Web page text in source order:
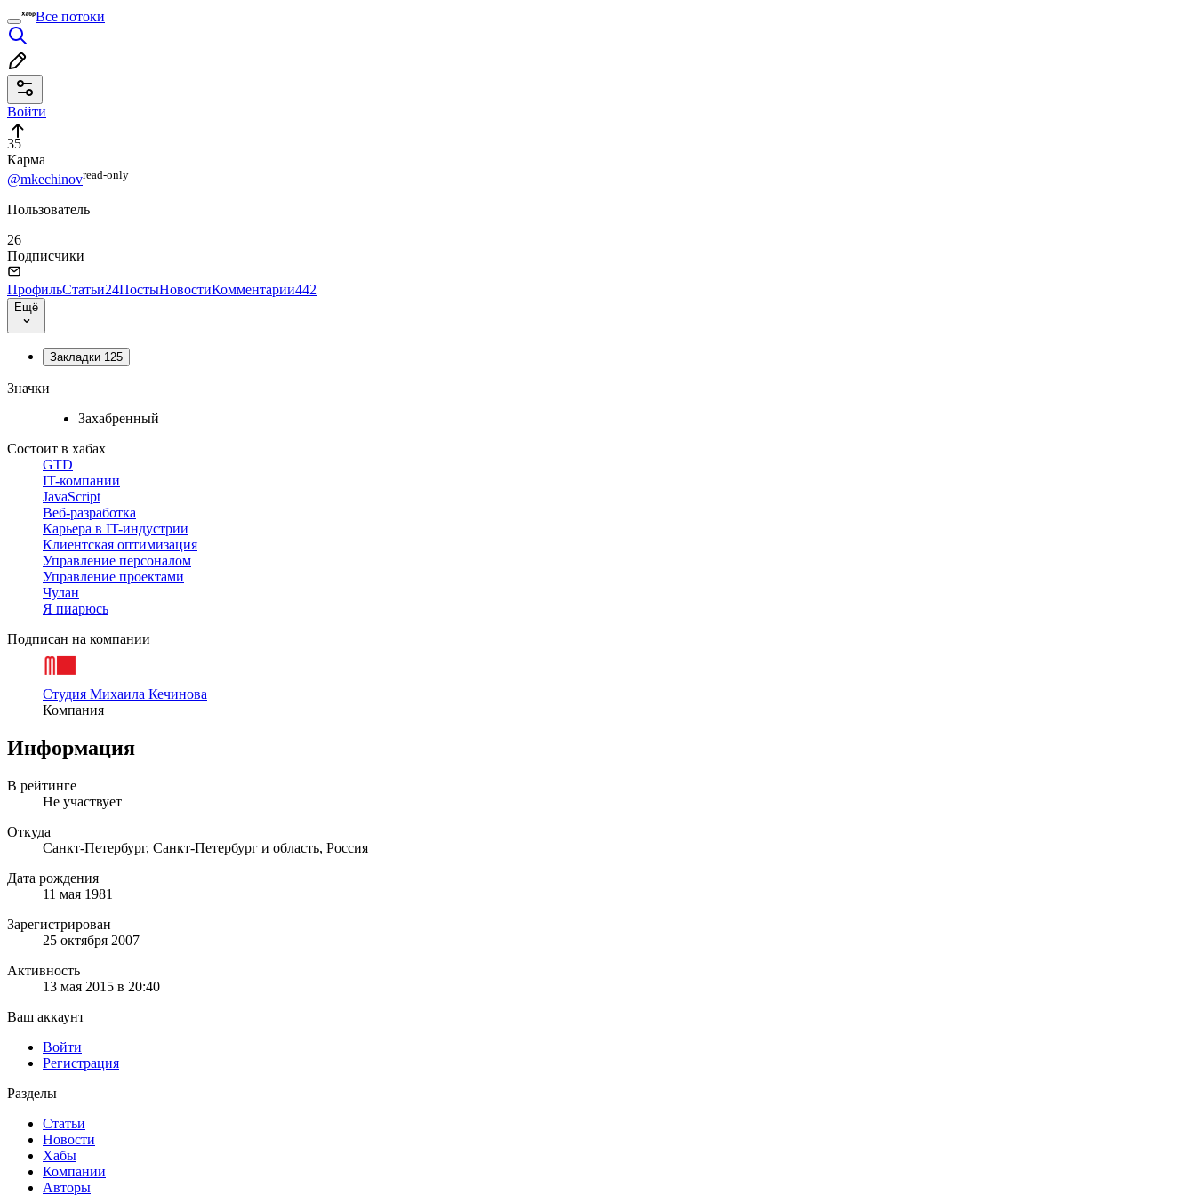
Все потоки
Войти
35
Карма
@mkechinovread⁠-⁠only
Пользователь
26
Подписчики
ПрофильСтатьи24ПостыНовостиКомментарии442
Ещё
Закладки 125
Значки
Захабренный
Состоит в хабах
GTD
IT-компании
JavaScript
Веб-разработка
Карьера в IT-индустрии
Клиентская оптимизация
Управление персоналом
Управление проектами
Чулан
Я пиарюсь
Подписан на компании
Студия Михаила Кечинова
Компания
Информация
В рейтинге
Не участвует
Откуда
Санкт-Петербург, Санкт-Петербург и область, Россия
Дата рождения
11 мая 1981
Зарегистрирован
25 октября 2007
Активность
13 мая 2015 в 20:40
Ваш аккаунт
Войти
Регистрация
Разделы
Статьи
Новости
Хабы
Компании
Авторы